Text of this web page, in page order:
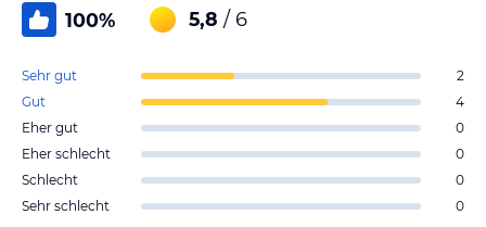
100% 5,8 / 6
Sehr gut
2
Gut
4
Eher gut
0
Eher schlecht
0
Schlecht
0
Sehr schlecht
0